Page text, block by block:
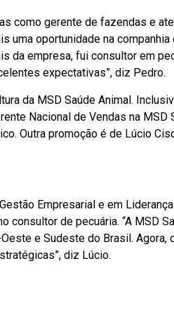
como gerente de fazendas e
uma oportunidade na
da empresa, fui consultor em
expectativas”, diz Pedro.
da MSD Saúde Animal.
Nacional de Vendas na MSD
Outra promoção é de Lúcio
Empresarial e em
de pecuária. “A MSD
e Sudeste do Brasil. Agora,
diz Lúcio.